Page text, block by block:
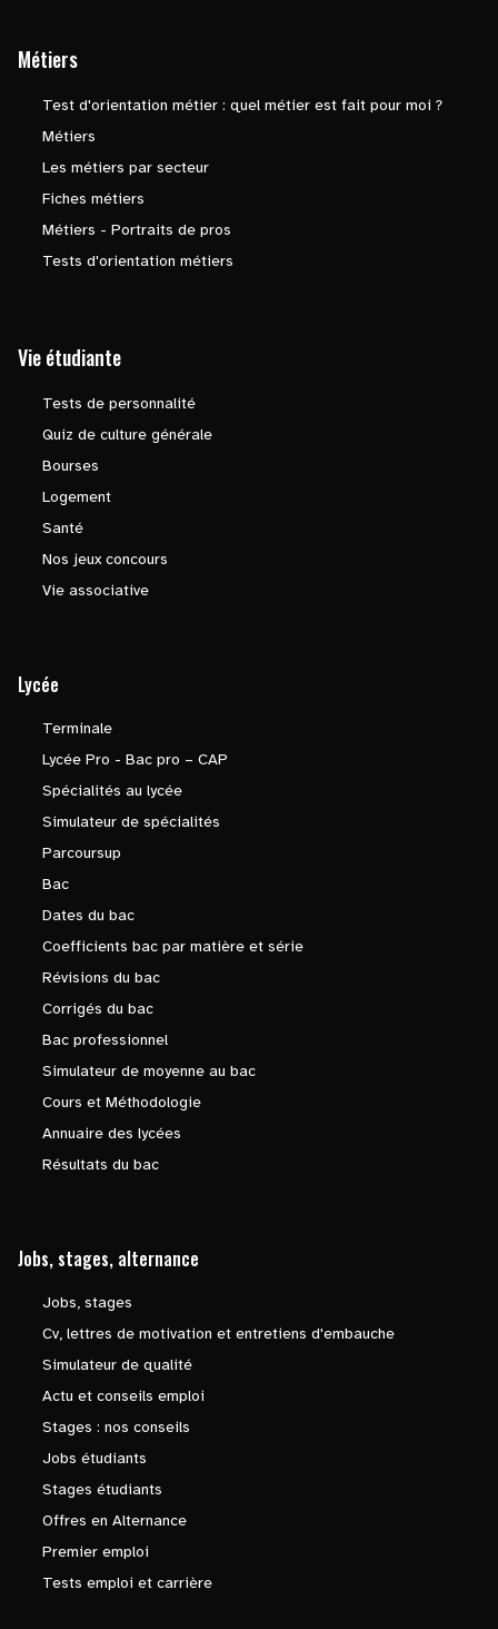
Métiers
Test d'orientation métier : quel métier est fait pour moi ?
Métiers
Les métiers par secteur
Fiches métiers
Métiers - Portraits de pros
Tests d'orientation métiers
Vie étudiante
Tests de personnalité
Quiz de culture générale
Bourses
Logement
Santé
Nos jeux concours
Vie associative
Lycée
Terminale
Lycée Pro - Bac pro – CAP
Spécialités au lycée
Simulateur de spécialités
Parcoursup
Bac
Dates du bac
Coefficients bac par matière et série
Révisions du bac
Corrigés du bac
Bac professionnel
Simulateur de moyenne au bac
Cours et Méthodologie
Annuaire des lycées
Résultats du bac
Jobs, stages, alternance
Jobs, stages
Cv, lettres de motivation et entretiens d'embauche
Simulateur de qualité
Actu et conseils emploi
Stages : nos conseils
Jobs étudiants
Stages étudiants
Offres en Alternance
Premier emploi
Tests emploi et carrière